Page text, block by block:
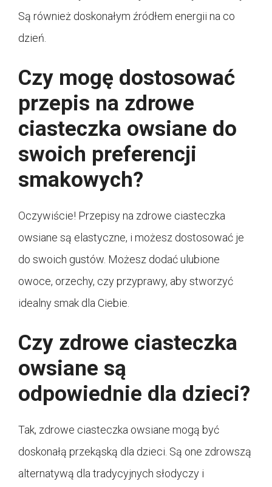
Są również doskonałym źródłem energii na co
dzień.
Czy mogę dostosować
przepis na zdrowe
ciasteczka owsiane do
swoich preferencji
smakowych?
Oczywiście! Przepisy na zdrowe ciasteczka
owsiane są elastyczne, i możesz dostosować je
do swoich gustów. Możesz dodać ulubione
owoce, orzechy, czy przyprawy, aby stworzyć
idealny smak dla Ciebie.
Czy zdrowe ciasteczka
owsiane są
odpowiednie dla dzieci?
Tak, zdrowe ciasteczka owsiane mogą być
doskonałą przekąską dla dzieci. Są one zdrowszą
alternatywą dla tradycyjnych słodyczy i